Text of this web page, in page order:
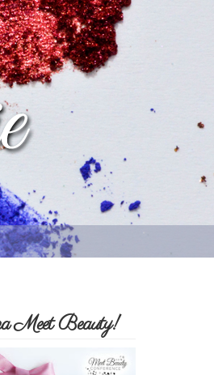
Meet Beauty!